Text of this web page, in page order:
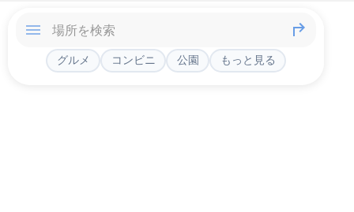
グルメ コンビニ 公園 もっと見る